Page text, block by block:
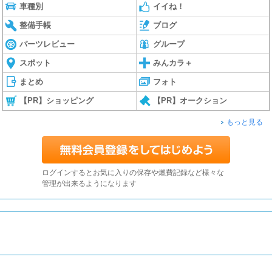
車種別 イイね！
整備手帳 ブログ
パーツレビュー グループ
スポット みんカラ＋
まとめ フォト
【PR】ショッピング 【PR】オークション
もっと見る
ログインするとお気に入りの保存や燃費記録など様々な
管理が出来るようになります